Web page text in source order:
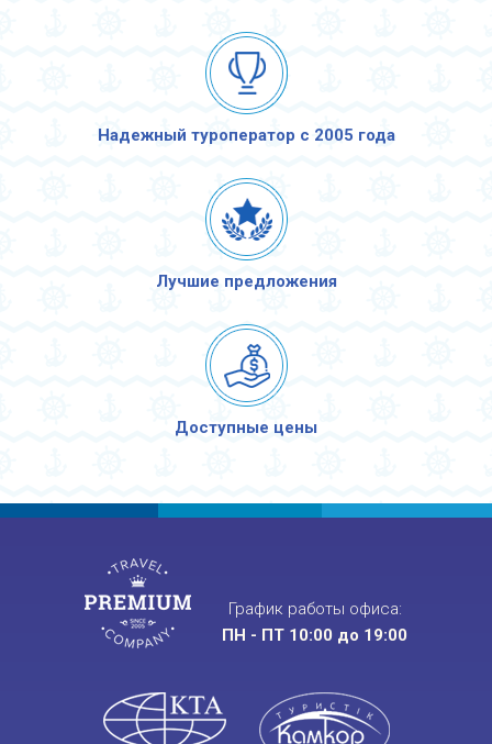
Надежный туроператор с 2005 года
Лучшие предложения
Доступные цены
График работы офиса:
ПН - ПТ 10:00 до 19:00